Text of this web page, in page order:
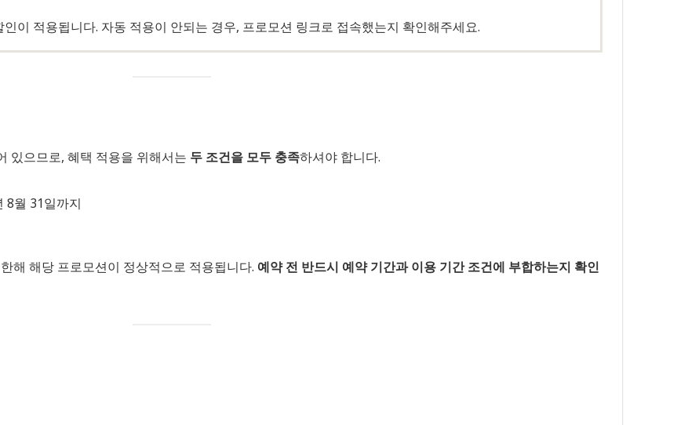
이 적용됩니다. 자동 적용이 안되는 경우, 프로모션 링크로 접속했는지 확인해주세요.
있으므로, 혜택 적용을 위해서는 두 조건을 모두 충족하셔야 합니다.
8월 31일까지
해 해당 프로모션이 정상적으로 적용됩니다. 예약 전 반드시 예약 기간과 이용 기간 조건에 부합하는지 확인